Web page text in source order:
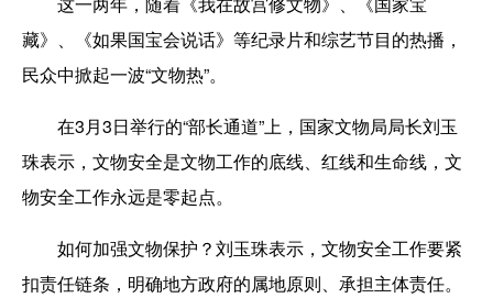
藏》、《如果国宝会说话》等纪录片和综艺节目的热播，
民众中掀起一波“文物热”。
在3月3日举行的“部长通道”上，国家文物局局长刘玉
珠表示，文物安全是文物工作的底线、红线和生命线，文
物安全工作永远是零起点。
如何加强文物保护？刘玉珠表示，文物安全工作要紧
扣责任链条，明确地方政府的属地原则、承担主体责任。